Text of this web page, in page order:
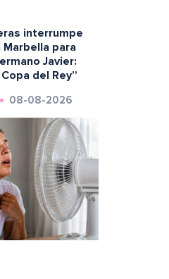
interrumpe
Marbella para
Javier:
del Rey”
08-08-2026